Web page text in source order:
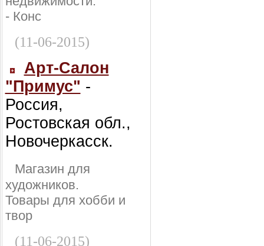
- Конс
(11-06-2015)
Арт-Салон
"Примус" -
Россия,
Ростовская обл.,
Новочеркасск.
Магазин для
художников.
Товары для хобби и
твор
(11-06-2015)